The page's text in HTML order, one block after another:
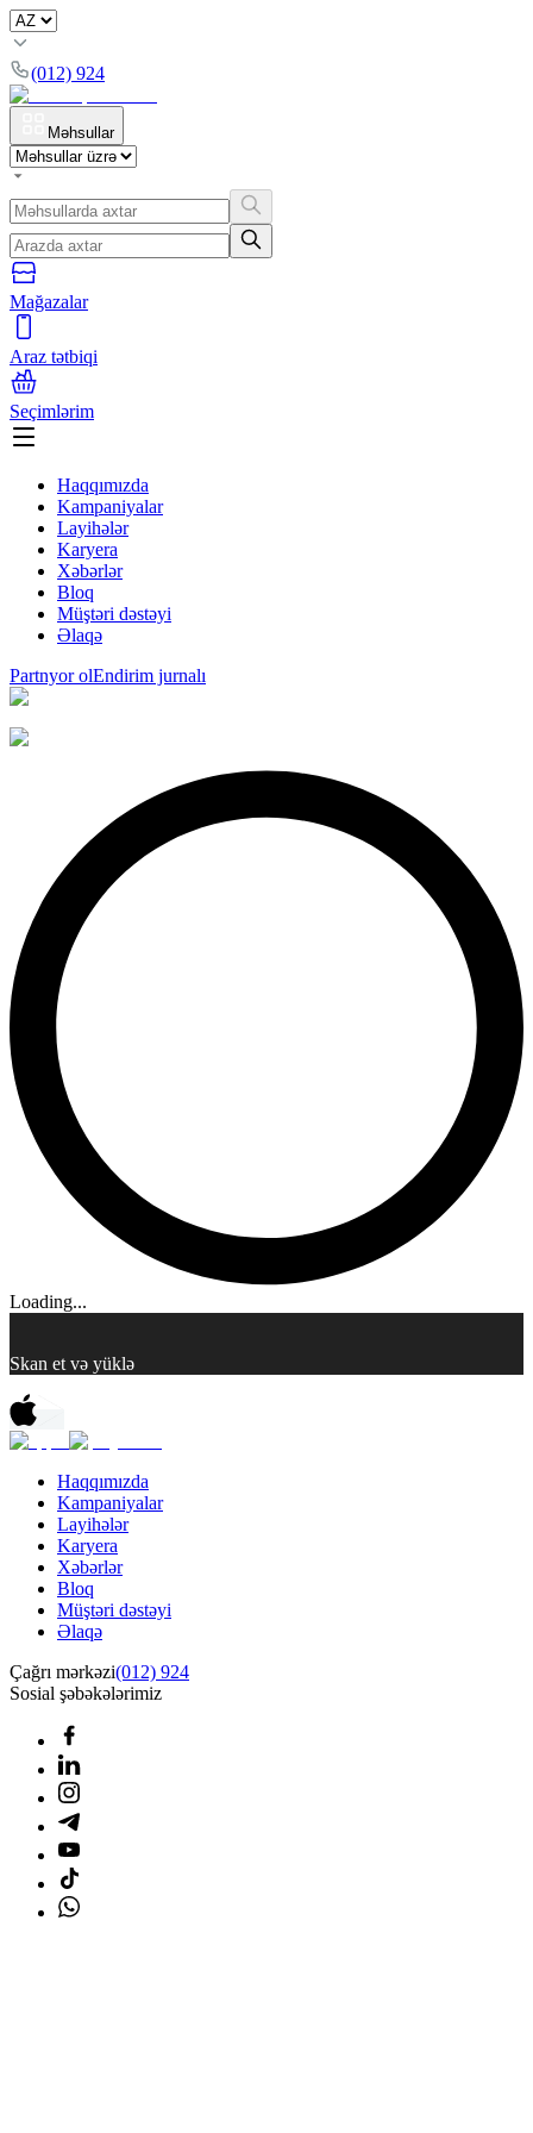
(012) 924
Məhsullar
Mağazalar
Araz tətbiqi
Seçimlərim
Haqqımızda
Kampaniyalar
Layihələr
Karyera
Xəbərlər
Bloq
Müştəri dəstəyi
Əlaqə
Partnyor olEndirim jurnalı
Loading...
Skan et və yüklə
Haqqımızda
Kampaniyalar
Layihələr
Karyera
Xəbərlər
Bloq
Müştəri dəstəyi
Əlaqə
Çağrı mərkəzi(012) 924
Sosial şəbəkələrimiz